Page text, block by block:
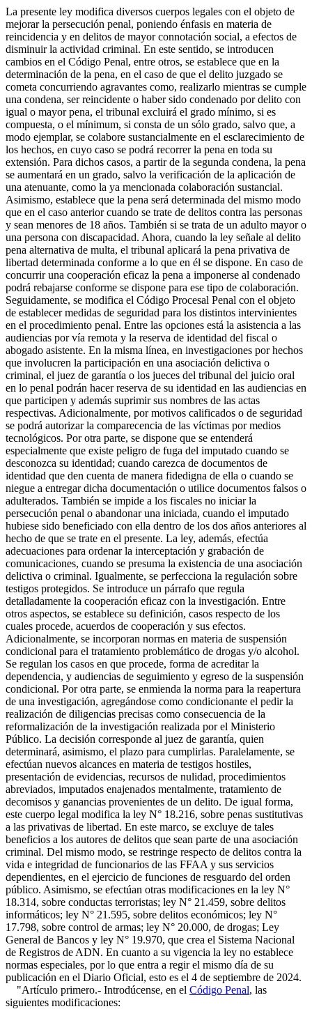
La presente ley modifica diversos cuerpos legales con el objeto de
mejorar la persecución penal, poniendo énfasis en materia de
reincidencia y en delitos de mayor connotación social, a efectos de
disminuir la actividad criminal. En este sentido, se introducen
cambios en el Código Penal, entre otros, se establece que en la
determinación de la pena, en el caso de que el delito juzgado se
cometa concurriendo agravantes como, realizarlo mientras se cumple
una condena, ser reincidente o haber sido condenado por delito con
igual o mayor pena, el tribunal excluirá el grado mínimo, si es
compuesta, o el mínimum, si consta de un sólo grado, salvo que, a
modo ejemplar, se colabore sustancialmente en el esclarecimiento de
los hechos, en cuyo caso se podrá recorrer la pena en toda su
extensión. Para dichos casos, a partir de la segunda condena, la pena
se aumentará en un grado, salvo la verificación de la aplicación de
una atenuante, como la ya mencionada colaboración sustancial.
Asimismo, establece que la pena será determinada del mismo modo
que en el caso anterior cuando se trate de delitos contra las personas
y sean menores de 18 años. También si se trata de un adulto mayor o
una persona con discapacidad. Ahora, cuando la ley señale al delito
pena alternativa de multa, el tribunal aplicará la pena privativa de
libertad determinada conforme a lo que en él se dispone. En caso de
concurrir una cooperación eficaz la pena a imponerse al condenado
podrá rebajarse conforme se dispone para ese tipo de colaboración.
Seguidamente, se modifica el Código Procesal Penal con el objeto
de establecer medidas de seguridad para los distintos intervinientes
en el procedimiento penal. Entre las opciones está la asistencia a las
audiencias por vía remota y la reserva de identidad del fiscal o
abogado asistente. En la misma línea, en investigaciones por hechos
que involucren la participación en una asociación delictiva o
criminal, el juez de garantía o los jueces del tribunal del juicio oral
en lo penal podrán hacer reserva de su identidad en las audiencias en
que participen y además suprimir sus nombres de las actas
respectivas. Adicionalmente, por motivos calificados o de seguridad
se podrá autorizar la comparecencia de las víctimas por medios
tecnológicos. Por otra parte, se dispone que se entenderá
especialmente que existe peligro de fuga del imputado cuando se
desconozca su identidad; cuando carezca de documentos de
identidad que den cuenta de manera fidedigna de ella o cuando se
niegue a entregar dicha documentación o utilice documentos falsos o
adulterados. También se impide a los fiscales no iniciar la
persecución penal o abandonar una iniciada, cuando el imputado
hubiese sido beneficiado con ella dentro de los dos años anteriores al
hecho de que se trate en el presente. La ley, además, efectúa
adecuaciones para ordenar la interceptación y grabación de
comunicaciones, cuando se presuma la existencia de una asociación
delictiva o criminal. Igualmente, se perfecciona la regulación sobre
testigos protegidos. Se introduce un párrafo que regula
detalladamente la cooperación eficaz con la investigación. Entre
otros aspectos, se establece su definición, casos respecto de los
cuales procede, acuerdos de cooperación y sus efectos.
Adicionalmente, se incorporan normas en materia de suspensión
condicional para el tratamiento problemático de drogas y/o alcohol.
Se regulan los casos en que procede, forma de acreditar la
dependencia, y audiencias de seguimiento y egreso de la suspensión
condicional. Por otra parte, se enmienda la norma para la reapertura
de una investigación, agregándose como condicionante el pedir la
realización de diligencias precisas como consecuencia de la
reformalización de la investigación realizada por el Ministerio
Público. La decisión corresponde al juez de garantía, quien
determinará, asimismo, el plazo para cumplirlas. Paralelamente, se
efectúan nuevos alcances en materia de testigos hostiles,
presentación de evidencias, recursos de nulidad, procedimientos
abreviados, imputados enajenados mentalmente, tratamiento de
decomisos y ganancias provenientes de un delito. De igual forma,
este cuerpo legal modifica la ley N° 18.216, sobre penas sustitutivas
a las privativas de libertad. En este marco, se excluye de tales
beneficios a los autores de delitos que sean parte de una asociación
criminal. Del mismo modo, se restringe respecto de delitos contra la
vida e integridad de funcionarios de las FFAA y sus servicios
dependientes, en el ejercicio de funciones de resguardo del orden
público. Asimismo, se efectúan otras modificaciones en la ley N°
18.314, sobre conductas terroristas; ley N° 21.459, sobre delitos
informáticos; ley N° 21.595, sobre delitos económicos; ley N°
17.798, sobre control de armas; ley N° 20.000, de drogas; Ley
General de Bancos y ley N° 19.970, que crea el Sistema Nacional
de Registros de ADN. En cuanto a su vigencia la ley no establece
normas especiales, por lo que entra a regir el mismo día de su
publicación en el Diario Oficial, esto es el 4 de septiembre de 2024.
"Artículo primero.- Introdúcense, en el Código Penal, las
siguientes modificaciones: